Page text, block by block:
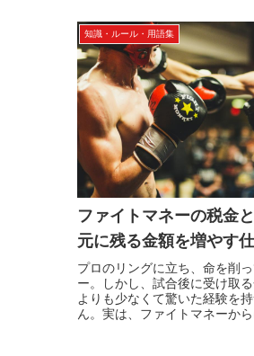
知識・ルール・用語集
ファイトマネーの税金
元に残る金額を増やす
プロのリングに立ち、命を削
ー。しかし、試合後に受け取
よりも少なくて驚いた経験を
ん。実は、ファイトマネーか